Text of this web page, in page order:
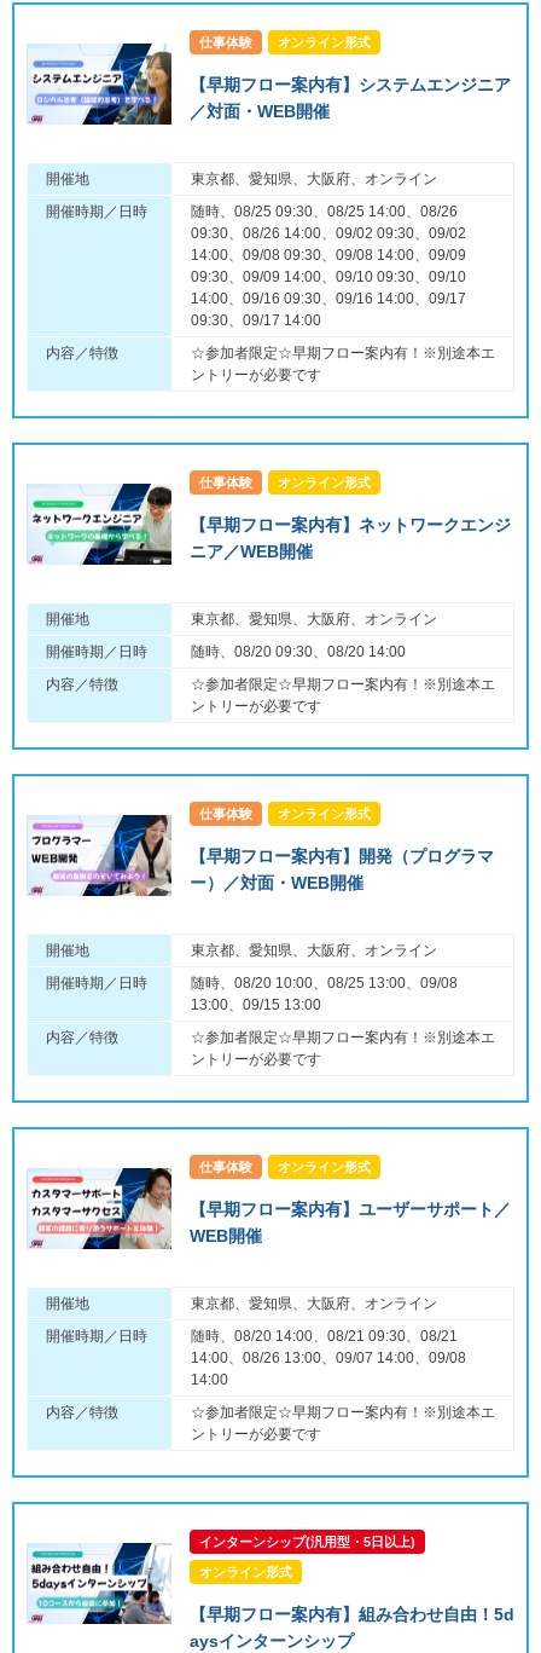
仕事体験 オンライン形式
【早期フロー案内有】システムエンジニア
／対面・WEB開催
開催地
東京都、愛知県、大阪府、オンライン
開催時期／日時
随時、08/25 09:30、08/25 14:00、08/26
09:30、08/26 14:00、09/02 09:30、09/02
14:00、09/08 09:30、09/08 14:00、09/09
09:30、09/09 14:00、09/10 09:30、09/10
14:00、09/16 09:30、09/16 14:00、09/17
09:30、09/17 14:00
内容／特徴
☆参加者限定☆早期フロー案内有！※別途本エ
ントリーが必要です
仕事体験 オンライン形式
【早期フロー案内有】ネットワークエンジ
ニア／WEB開催
開催地
東京都、愛知県、大阪府、オンライン
開催時期／日時
随時、08/20 09:30、08/20 14:00
内容／特徴
☆参加者限定☆早期フロー案内有！※別途本エ
ントリーが必要です
仕事体験 オンライン形式
【早期フロー案内有】開発（プログラマ
ー）／対面・WEB開催
開催地
東京都、愛知県、大阪府、オンライン
開催時期／日時
随時、08/20 10:00、08/25 13:00、09/08
13:00、09/15 13:00
内容／特徴
☆参加者限定☆早期フロー案内有！※別途本エ
ントリーが必要です
仕事体験 オンライン形式
【早期フロー案内有】ユーザーサポート／
WEB開催
開催地
東京都、愛知県、大阪府、オンライン
開催時期／日時
随時、08/20 14:00、08/21 09:30、08/21
14:00、08/26 13:00、09/07 14:00、09/08
14:00
内容／特徴
☆参加者限定☆早期フロー案内有！※別途本エ
ントリーが必要です
インターンシップ(汎用型・5日以上)
オンライン形式
【早期フロー案内有】組み合わせ自由！5d
aysインターンシップ